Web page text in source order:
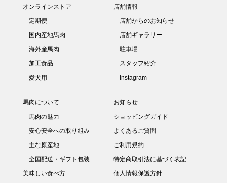
オンラインストア
定期便
国内産地馬肉
海外産馬肉
加工食品
愛犬用
店舗情報
店舗からのお知らせ
店舗ギャラリー
駐車場
スタッフ紹介
Instagram
馬肉について
馬肉の魅力
安心安全への取り組み
主な原産地
全国配送・ギフト包装
美味しい食べ方
お知らせ
ショッピングガイド
よくあるご質問
ご利用規約
特定商取引法に基づく表記
個人情報保護方針